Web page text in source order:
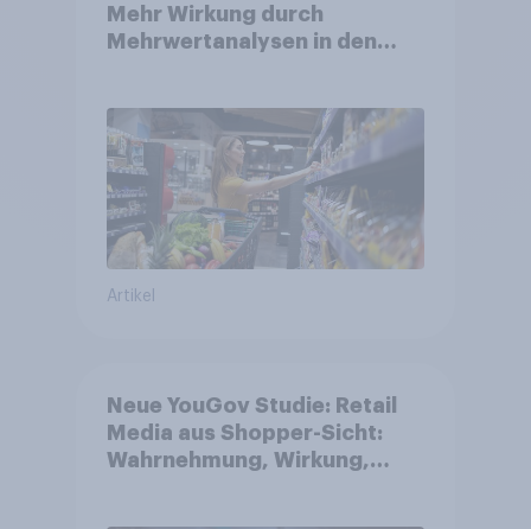
Mehr Wirkung durch
Mehrwertanalysen in den
Artikel
Neue YouGov Studie: Retail
Media aus Shopper-Sicht:
Wahrnehmung, Wirkung,